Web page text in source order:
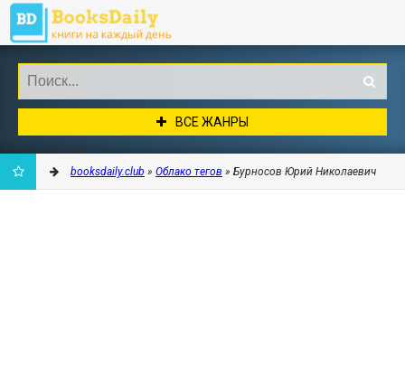
ВСЕ ЖАНРЫ
booksdaily.club » Облако тегов » Бурносов Юрий Николаевич